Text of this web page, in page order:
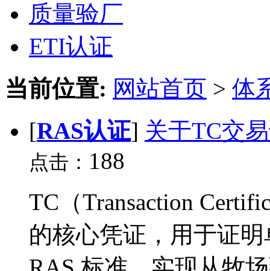
质量验厂
ETI认证
当前位置: 网站首页 > 体
[RAS认证] 关于TC交
点击： 188
TC（Transaction
的核心凭证，用于证